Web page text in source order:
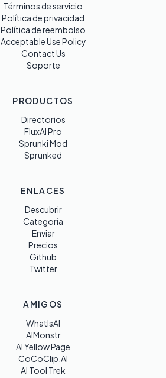
Términos de servicio
Política de privacidad
Política de reembolso
Acceptable Use Policy
Contact Us
Soporte
PRODUCTOS
Directorios
FluxAI Pro
Sprunki Mod
Sprunked
ENLACES
Descubrir
Categoría
Enviar
Precios
Github
Twitter
AMIGOS
WhatIsAI
AIMonstr
AI Yellow Page
CoCoClip.AI
AI Tool Trek